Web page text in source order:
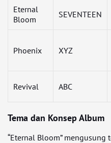
Eternal
Bloom
SEVENTEEN
Phoenix XYZ
Revival ABC
Tema dan Konsep Album
“Eternal Bloom” mengusung